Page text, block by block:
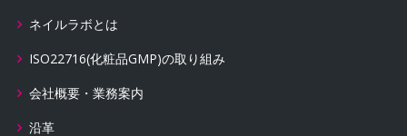
ネイルラボとは
ISO22716(化粧品GMP)の取り組み
会社概要・業務案内
沿革